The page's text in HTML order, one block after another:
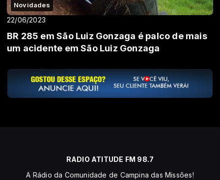
Novidades
22/06/2023
BR 285 em São Luiz Gonzaga é palco de mais
um acidente em São Luiz Gonzaga
RADIO ATITUDE FM 98.7
A Rádio da Comunidade de Campina das Missões!